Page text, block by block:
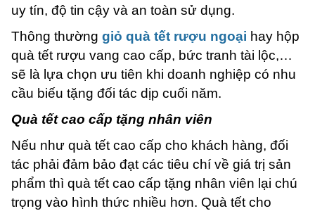
uy tín, độ tin cậy và an toàn sử dụng.
Thông thường giỏ quà tết rượu ngoại hay hộp
quà tết rượu vang cao cấp, bức tranh tài lộc,…
sẽ là lựa chọn ưu tiên khi doanh nghiệp có nhu
cầu biếu tặng đối tác dịp cuối năm.
Quà tết cao cấp tặng nhân viên
Nếu như quà tết cao cấp cho khách hàng, đối
tác phải đảm bảo đạt các tiêu chí về giá trị sản
phẩm thì quà tết cao cấp tặng nhân viên lại chú
trọng vào hình thức nhiều hơn. Quà tết cho